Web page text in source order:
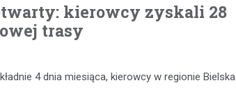
kierowcy zyskali 28
trasy
4 dnia miesiąca, kierowcy w regionie Bielska